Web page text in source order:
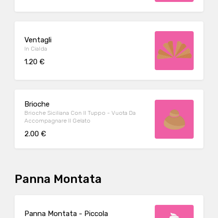
Ventagli
In Cialda
1.20 €
Brioche
Brioche Siciliana Con Il Tuppo - Vuota Da
Accompagnare Il Gelato
2.00 €
Panna Montata
Panna Montata - Piccola